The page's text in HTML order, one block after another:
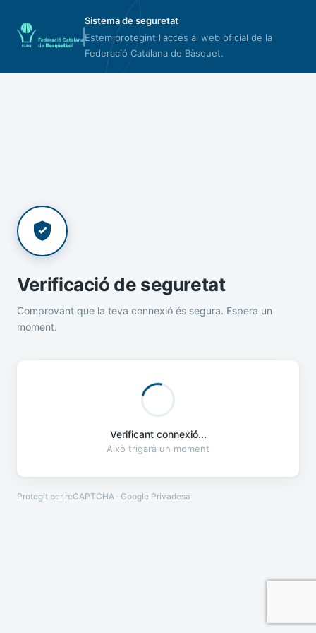
Sistema de seguretat
Estem protegint l'accés al web oficial de la
Federació Catalana de Bàsquet.
Verificació de seguretat
Comprovant que la teva connexió és segura. Espera un
moment.
Verificant connexió...
Això trigarà un moment
Protegit per reCAPTCHA · Google Privadesa